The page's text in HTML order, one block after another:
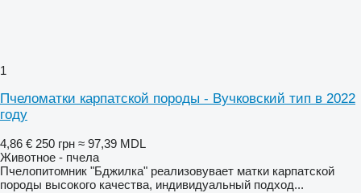
1
Пчеломатки карпатской породы - Вучковский тип в 2022
году
4,86 € 250 грн ≈ 97,39 MDL
Животное - пчела
Пчелопитомник "Бджилка" реализовувает матки карпатской
породы высокого качества, индивидуальный подход...